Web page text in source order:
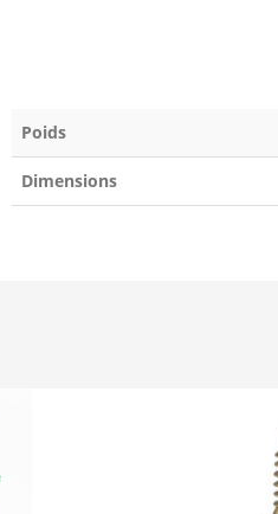
Poids
Dimensions